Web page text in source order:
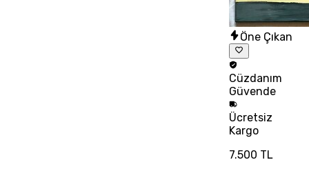
Öne Çıkan
Cüzdanım
Güvende
Ücretsiz
Kargo
7.500 TL